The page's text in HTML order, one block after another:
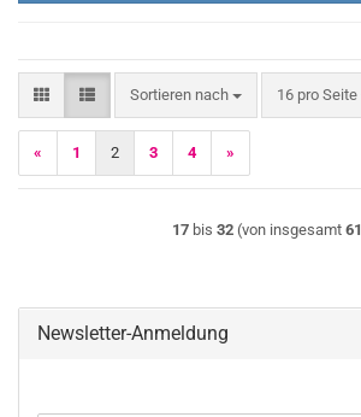
Sortieren nach
Sortieren nach 16 pro Seite
pro Seite
« 1 2 3 4 »
17bis 32(von insgesamt 61
Newsletter-Anmeldung